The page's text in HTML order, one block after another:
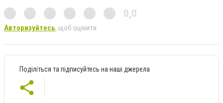
0,0
Авторизуйтесь, щоб оцінити
Поділіться та підписуйтесь на наші джерела